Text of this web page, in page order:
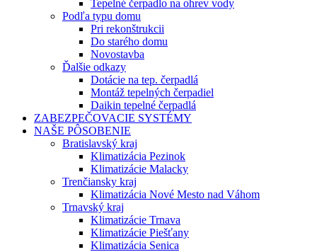
Tepelné čerpadlo na ohrev vody
Podľa typu domu
Pri rekonštrukcii
Do starého domu
Novostavba
Ďalšie odkazy
Dotácie na tep. čerpadlá
Montáž tepelných čerpadiel
Daikin tepelné čerpadlá
ZABEZPEČOVACIE SYSTÉMY
NAŠE PÔSOBENIE
Bratislavský kraj
Klimatizácia Pezinok
Klimatizácie Malacky
Trenčiansky kraj
Klimatizácia Nové Mesto nad Váhom
Trnavský kraj
Klimatizácie Trnava
Klimatizácie Piešťany
Klimatizácia Senica